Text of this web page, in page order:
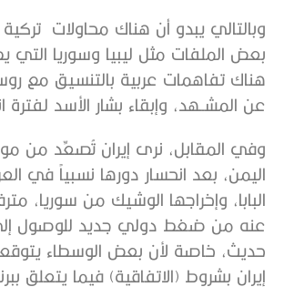
وبالتالي يبدو أن هناك محاولات
بعض الملفات مثل ليبيا وسوريا التي
هناك تفاهمات عربية بالتنسيق مع
عن المشــهد، وإبقاء بشار الأسد لفترة
وفي المقابل، نرى إيران تُصعِّد من
اليمن، بعد انحسار دورها نسبياً في
البابا، وإخراجها الوشيك من سوريا،
عنه من ضغط دولي جديد للوصول
حديث، خاصة لأن بعض الوسطاء
إيران بشروط (الاتفاقية) فيما يتعلق